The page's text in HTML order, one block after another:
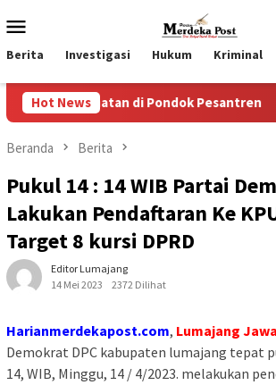
ke
kontenMobile
Berita Investigasi Hukum Kriminal
Hot News
di Pondok Pesantren Wakil
Beranda Berita
Pukul 14 : 14 WIB Partai
Lakukan Pendaftaran Ke
Target 8 kursi DPRD
Editor Lumajang
14 Mei 2023
2372 Dilihat
Harianmerdekapost.com, Lumajang
Demokrat DPC kabupaten lumajang tepat
14, WIB, Minggu, 14 / 4/2023. melakukan